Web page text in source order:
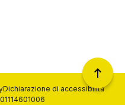
Dichiarazione di accessibilità